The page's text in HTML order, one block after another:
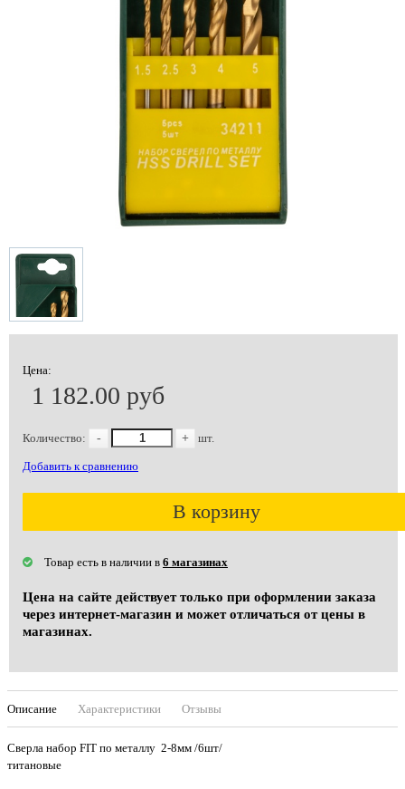
Цена:
1 182.00 руб
Количество: - + шт.
Добавить к сравнению
В корзину
Товар есть в наличии в 6 магазинах
Цена на сайте действует только при оформлении заказа
через интернет-магазин и может отличаться от цены в
магазинах.
Описание Характеристики Отзывы
Сверла набор FIT по металлу 2-8мм /6шт/
титановые